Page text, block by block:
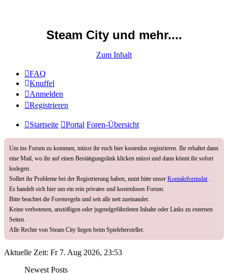
Steam City und mehr....
Zum Inhalt
FAQ
Knuffel
Anmelden
Registrieren
Startseite Portal Foren-Übersicht
Um ins Forum zu kommen, müsst ihr euch hier kostenlos registrieren. Ihr erhaltet dann
eine Mail, wo ihr auf einen Bestätigungslink klicken müsst und dann könnt ihr sofort
loslegen.
Solltet ihr Probleme bei der Registrierung haben, nutzt bitte unser Kontaktformular .
Es handelt sich hier um ein rein privates und kostenloses Forum.
Bitte beachtet die Forenregeln und seit alle nett zueinander.
Keine verbotenen, anstößigen oder jugendgefährdeten Inhalte oder Links zu externen
Seiten.
Alle Rechte von Steam City liegen beim Spielehersteller.
Aktuelle Zeit: Fr 7. Aug 2026, 23:53
Newest Posts